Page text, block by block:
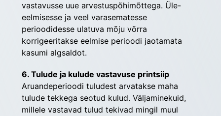
vastavusse uue arvestuspõhimõttega. Üle-
eelmisesse ja veel varasematesse
perioodidesse ulatuva mõju võrra
korrigeeritakse eelmise perioodi jaotamata
kasumi algsaldot.
6. Tulude ja kulude vastavuse printsiip
Aruandeperioodi tuludest arvatakse maha
tulude tekkega seotud kulud. Väljaminekuid,
millele vastavad tulud tekivad mingil muul